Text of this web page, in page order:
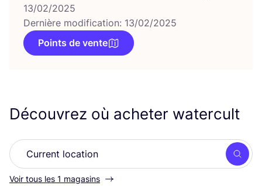
13/02/2025
Dernière modification: 13/02/2025
Points de vente
Découvrez où acheter watercult
Voir tous les 1 magasins